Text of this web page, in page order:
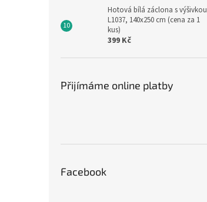
Hotová bílá záclona s výšivkou
L1037, 140x250 cm (cena za 1
kus)
399 Kč
Přijímáme online platby
Facebook